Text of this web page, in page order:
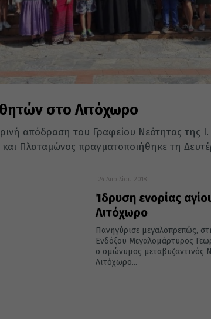
στο Λιτόχωρο
απόδραση του Γραφείου Νεότητας της
και Πλαταμώνος πραγματοποιήθηκε τη
24 Απριλίου 2018
Ίδρυση ενορίας
Λιτόχωρο
Πανηγύρισε μεγαλοπρεπώς,
Ενδόξου Μεγαλομάρτυρος
ο ομώνυμος μεταβυζαντινός
Λιτόχωρο...